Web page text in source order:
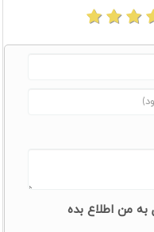
به من اطلاع بده